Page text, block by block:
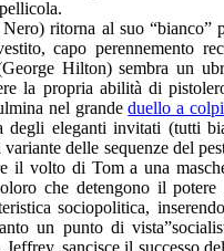
ritorna al suo “bianco”
capo perennemento
Hilton) sembra un
la propria abilità di
nel grandeduello a
degli eleganti invitati (tutti
delle sequenze del
il volto di Tom a una
che detengono il
sociopolitica,
un punto di
sancisce il successo